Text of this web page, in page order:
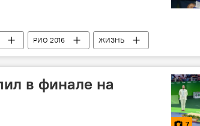
РИО 2016 ЖИЗНЬ
в финале на
7